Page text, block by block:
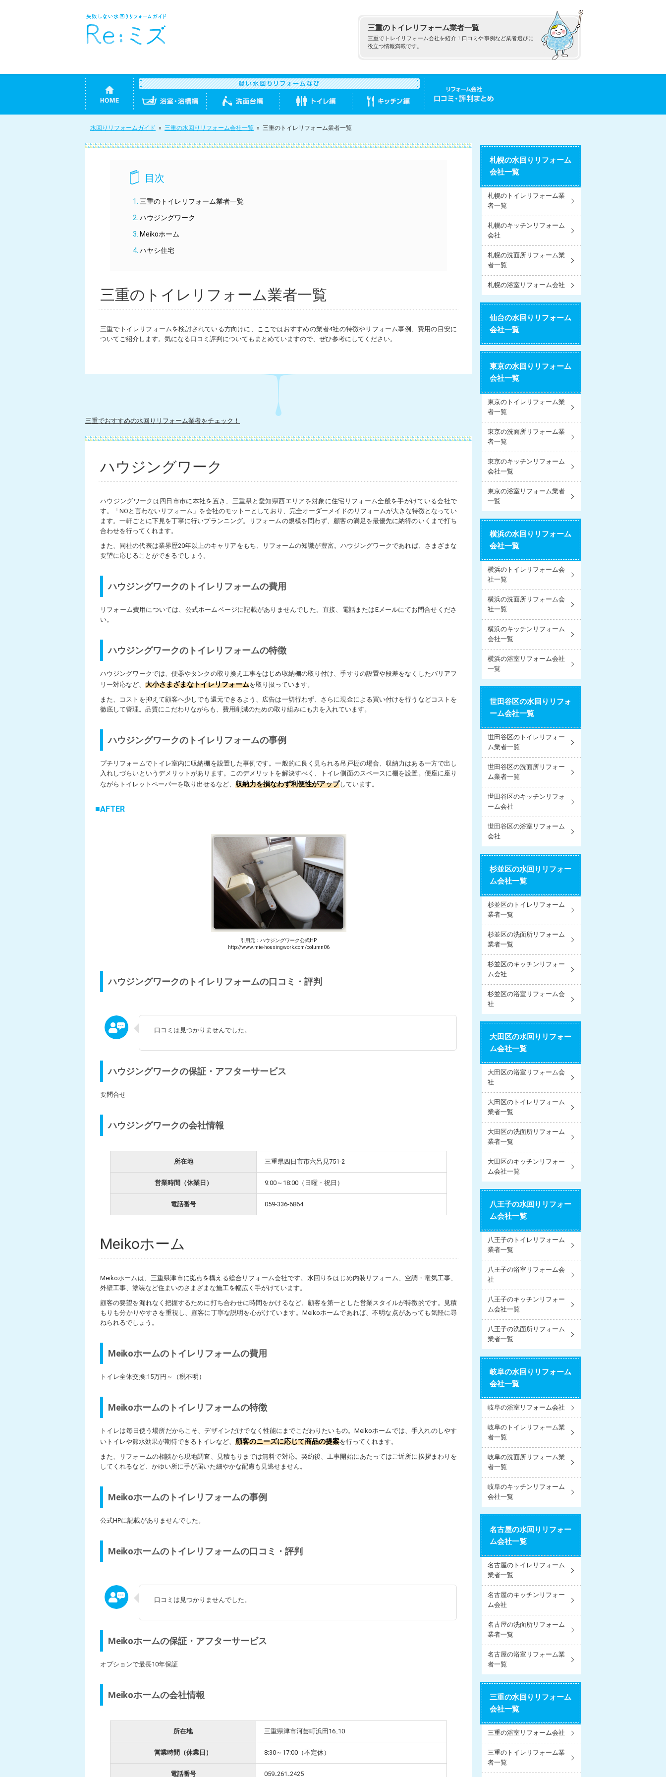
三重のトイレリフォーム業者一覧
三重でトレイリフォーム会社を紹介！口コミや事例など業者選びに
役立つ情報満載です。
水回りリフォームガイド » 三重の水回りリフォーム会社一覧 » 三重のトイレリフォーム業者一覧
三重のトイレリフォーム業者一覧
ハウジングワーク
Meikoホーム
ハヤシ住宅
三重のトイレリフォーム業者一覧
三重でトイレリフォームを検討されている方向けに、ここではおすすめの業者4社の特徴やリフォーム事例、費用の目安に
ついてご紹介します。気になる口コミ評判についてもまとめていますので、ぜひ参考にしてください。
三重でおすすめの水回りリフォーム業者をチェック！
ハウジングワーク
ハウジングワークは四日市市に本社を置き、三重県と愛知県西エリアを対象に住宅リフォーム全般を手がけている会社で
す。「NOと言わないリフォーム」を会社のモットーとしており、完全オーダーメイドのリフォームが大きな特徴となってい
ます。一軒ごとに下見を丁寧に行いプランニング。リフォームの規模を問わず、顧客の満足を最優先に納得のいくまで打ち
合わせを行ってくれます。
また、同社の代表は業界歴20年以上のキャリアをもち、リフォームの知識が豊富。ハウジングワークであれば、さまざまな
要望に応じることができるでしょう。
ハウジングワークのトイレリフォームの費用
リフォーム費用については、公式ホームページに記載がありませんでした。直接、電話またはEメールにてお問合せくださ
い。
ハウジングワークのトイレリフォームの特徴
ハウジングワークでは、便器やタンクの取り換え工事をはじめ収納棚の取り付け、手すりの設置や段差をなくしたバリアフ
リー対応など、 大小さまざまなトイレリフォームを取り扱っています。
また、コストを抑えて顧客へ少しでも還元できるよう、広告は一切行わず、さらに現金による買い付けを行うなどコストを
徹底して管理。品質にこだわりながらも、費用削減のための取り組みにも力を入れています。
ハウジングワークのトイレリフォームの事例
プチリフォームでトイレ室内に収納棚を設置した事例です。一般的に良く見られる吊戸棚の場合、収納力はある一方で出し
入れしづらいというデメリットがあります。このデメリットを解決すべく、トイレ側面のスペースに棚を設置。便座に座り
ながらトイレットペーパーを取り出せるなど、 収納力を損なわず利便性がアップしています。
AFTER
引用元：ハウジングワーク公式HP
http://www.mie-housingwork.com/column06
ハウジングワークのトイレリフォームの口コミ・評判
口コミは見つかりませんでした。
ハウジングワークの保証・アフターサービス
要問合せ
ハウジングワークの会社情報
所在地 三重県四日市市六呂見751-2
営業時間（休業日） 9:00～18:00（日曜・祝日）
電話番号 059-336-6864
Meikoホーム
Meikoホームは、三重県津市に拠点を構える総合リフォーム会社です。水回りをはじめ内装リフォーム、空調・電気工事、
外壁工事、塗装など住まいのさまざまな施工を幅広く手がけています。
顧客の要望を漏れなく把握するために打ち合わせに時間をかけるなど、顧客を第一とした営業スタイルが特徴的です。見積
もりも分かりやすさを重視し、顧客に丁寧な説明を心がけています。Meikoホームであれば、不明な点があっても気軽に尋
ねられるでしょう。
Meikoホームのトイレリフォームの費用
トイレ全体交換:15万円～（税不明）
Meikoホームのトイレリフォームの特徴
トイレは毎日使う場所だからこそ、デザインだけでなく性能にまでこだわりたいもの。Meikoホームでは、手入れのしやす
いトイレや節水効果が期待できるトイレなど、 顧客のニーズに応じて商品の提案を行ってくれます。
また、リフォームの相談から現地調査、見積もりまでは無料で対応。契約後、工事開始にあたってはご近所に挨拶まわりを
してくれるなど、かゆい所に手が届いた細やかな配慮も見逃せません。
Meikoホームのトイレリフォームの事例
公式HPに記載がありませんでした。
Meikoホームのトイレリフォームの口コミ・評判
口コミは見つかりませんでした。
Meikoホームの保証・アフターサービス
オプションで最長10年保証
Meikoホームの会社情報
所在地 三重県津市河芸町浜田16₋10
営業時間（休業日） 8:30～17:00（不定休）
電話番号 059₋261₋2425
札幌の水回りリフォーム
会社一覧
札幌のトイレリフォーム業
者一覧
札幌のキッチンリフォーム
会社
札幌の洗面所リフォーム業
者一覧
札幌の浴室リフォーム会社
仙台の水回りリフォーム
会社一覧
東京の水回りリフォーム
会社一覧
東京のトイレリフォーム業
者一覧
東京の洗面所リフォーム業
者一覧
東京のキッチンリフォーム
会社一覧
東京の浴室リフォーム業者
一覧
横浜の水回りリフォーム
会社一覧
横浜のトイレリフォーム会
社一覧
横浜の洗面所リフォーム会
社一覧
横浜のキッチンリフォーム
会社一覧
横浜の浴室リフォーム会社
一覧
世田谷区の水回りリフォ
ーム会社一覧
世田谷区のトイレリフォー
ム業者一覧
世田谷区の洗面所リフォー
ム業者一覧
世田谷区のキッチンリフォ
ーム会社
世田谷区の浴室リフォーム
会社
杉並区の水回りリフォー
ム会社一覧
杉並区のトイレリフォーム
業者一覧
杉並区の洗面所リフォーム
業者一覧
杉並区のキッチンリフォー
ム会社
杉並区の浴室リフォーム会
社
大田区の水回りリフォー
ム会社一覧
大田区の浴室リフォーム会
社
大田区のトイレリフォーム
業者一覧
大田区の洗面所リフォーム
業者一覧
大田区のキッチンリフォー
ム会社一覧
八王子の水回りリフォー
ム会社一覧
八王子のトイレリフォーム
業者一覧
八王子の浴室リフォーム会
社
八王子のキッチンリフォー
ム会社一覧
八王子の洗面所リフォーム
業者一覧
岐阜の水回りリフォーム
会社一覧
岐阜の浴室リフォーム会社
岐阜のトイレリフォーム業
者一覧
岐阜の洗面所リフォーム業
者一覧
岐阜のキッチンリフォーム
会社一覧
名古屋の水回りリフォー
ム会社一覧
名古屋のトイレリフォーム
業者一覧
名古屋のキッチンリフォー
ム会社
名古屋の洗面所リフォーム
業者一覧
名古屋の浴室リフォーム業
者一覧
三重の水回りリフォーム
会社一覧
三重の浴室リフォーム会社
三重のトイレリフォーム業
者一覧